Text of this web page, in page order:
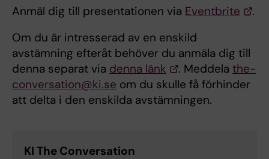
Anmäl dig till presentationen via Eventbrite
.
Om du är intresserad av en enskild
avstämning efteråt behöver du anmäla dig till
denna separat via denna länk . Meddela the-
conversation@ki.se om du skulle få förhinder
att delta i den enskilda avstämningen.
KI The Conversation